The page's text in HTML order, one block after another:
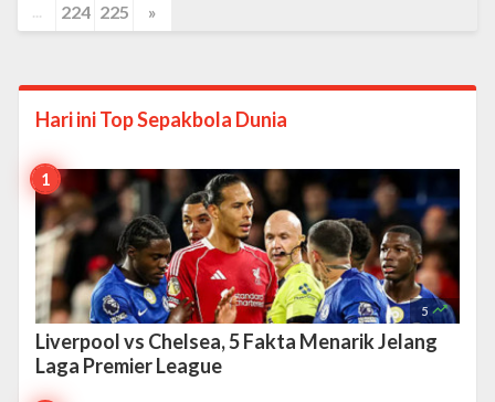
... 224 225 »
Hari ini TopSepakbola Dunia
5 
Liverpool vs Chelsea, 5 Fakta Menarik Jelang
Laga Premier League